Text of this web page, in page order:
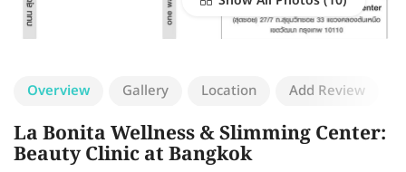
Overview Gallery Location Add Review
La Bonita Wellness & Slimming Center:
Beauty Clinic at Bangkok